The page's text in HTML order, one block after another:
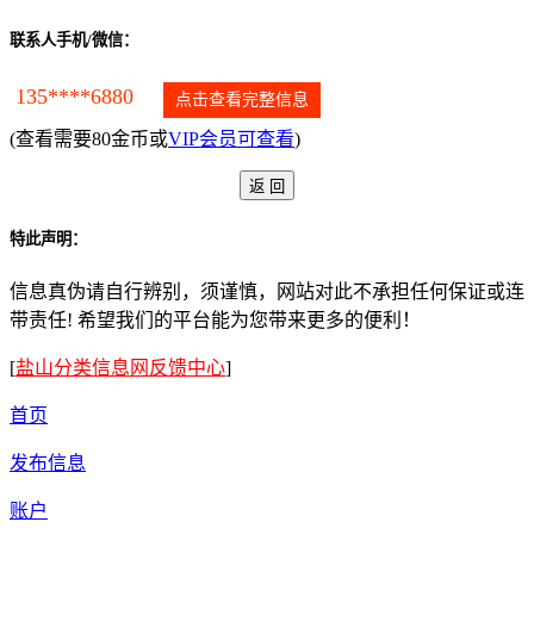
联系人手机/微信：
135****6880 点击查看完整信息
(查看需要80金币或VIP会员可查看)
特此声明：
信息真伪请自行辨别，须谨慎，网站对此不承担任何保证或连
带责任! 希望我们的平台能为您带来更多的便利！
[盐山分类信息网反馈中心]
首页
发布信息
账户